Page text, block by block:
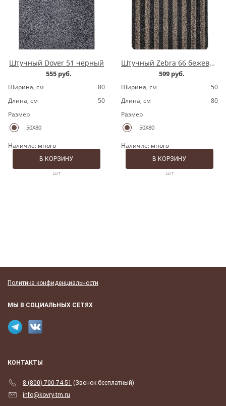
Штучный Dover 51 черный
555 руб.
Ширина, cм
80
Длина, cм
50
Размер
50X80
Наличие: много
шт
В КОРЗИНУ
Штучный Zebra 66 бежевый
599 руб.
Ширина, cм
50
Длина, cм
80
Размер
50X80
Наличие: много
шт
В КОРЗИНУ
Политика конфиденциальности
МЫ В СОЦИАЛЬНЫХ СЕТЯХ
КОНТАКТЫ
8 (800) 700-74-51 (Звонок бесплатный)
info@kovry-tm.ru